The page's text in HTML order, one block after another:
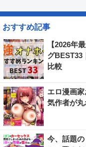
おすすめ記事
【2026年
グBEST33
比較
エロ漫画
気作者が丸
今、話題